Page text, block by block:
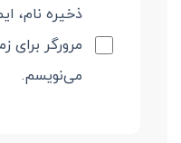
ذخیره نام،
مرورگر برای
می‌نویسم.